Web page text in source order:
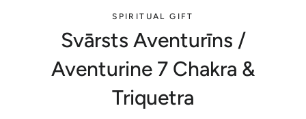
SPIRITUAL GIFT
Svārsts Aventurīns /
Aventurine 7 Chakra &
Triquetra